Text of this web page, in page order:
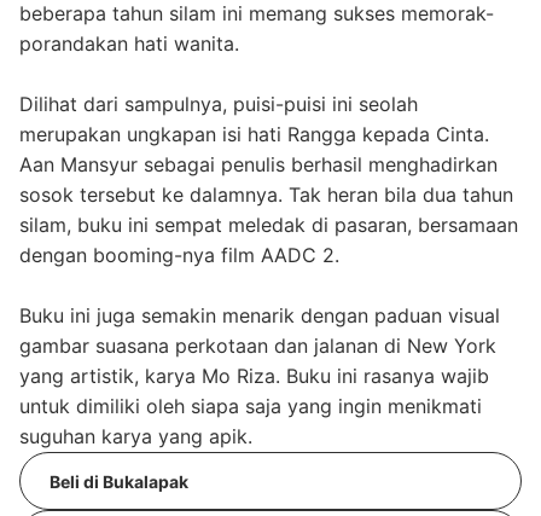
beberapa tahun silam ini memang sukses memorak-
porandakan hati wanita.
Dilihat dari sampulnya, puisi-puisi ini seolah
merupakan ungkapan isi hati Rangga kepada Cinta.
Aan Mansyur sebagai penulis berhasil menghadirkan
sosok tersebut ke dalamnya. Tak heran bila dua tahun
silam, buku ini sempat meledak di pasaran, bersamaan
dengan booming-nya film AADC 2.
Buku ini juga semakin menarik dengan paduan visual
gambar suasana perkotaan dan jalanan di New York
yang artistik, karya Mo Riza. Buku ini rasanya wajib
untuk dimiliki oleh siapa saja yang ingin menikmati
suguhan karya yang apik.
Beli di Bukalapak